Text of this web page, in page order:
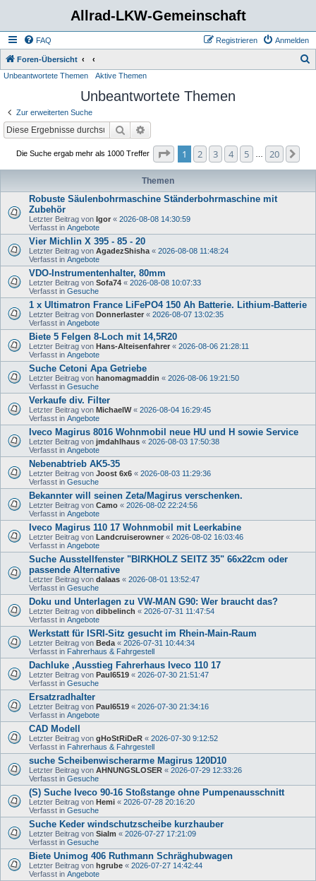
Allrad-LKW-Gemeinschaft
FAQ Anmelden
Registrieren
Foren-Übersicht
Unbeantwortete Themen Aktive Themen
Unbeantwortete Themen
Zur erweiterten Suche
Suche
Die Suche ergab mehr als 1000 Treffer Seite von
1 2 3 4 5 20
Themen
Robuste Säulenbohrmaschine Ständerbohrmaschine mit
Zubehör
Letzter Beitrag von Igor « 2026-08-08 14:30:59
Verfasst in Angebote
Vier Michlin X 395 - 85 - 20
Letzter Beitrag von AgadezShisha « 2026-08-08 11:48:24
Verfasst in Angebote
VDO-Instrumentenhalter, 80mm
Letzter Beitrag von Sofa74 « 2026-08-08 10:07:33
Verfasst in Gesuche
1 x Ultimatron France LiFePO4 150 Ah Batterie. Lithium-Batterie
Letzter Beitrag von Donnerlaster « 2026-08-07 13:02:35
Verfasst in Angebote
Biete 5 Felgen 8-Loch mit 14,5R20
Letzter Beitrag von Hans-Alteisenfahrer « 2026-08-06 21:28:11
Verfasst in Angebote
Suche Cetoni Apa Getriebe
Letzter Beitrag von hanomagmaddin « 2026-08-06 19:21:50
Verfasst in Gesuche
Verkaufe div. Filter
Letzter Beitrag von MichaelW« 2026-08-04 16:29:45
Verfasst in Angebote
Iveco Magirus 8016 Wohnmobil neue HU und H sowie Service
Letzter Beitrag von jmdahlhaus « 2026-08-03 17:50:38
Verfasst in Angebote
Nebenabtrieb AK5-35
Letzter Beitrag von Joost 6x6 « 2026-08-03 11:29:36
Verfasst in Gesuche
Bekannter will seinen Zeta/Magirus verschenken.
Letzter Beitrag von Camo « 2026-08-02 22:24:56
Verfasst in Angebote
Iveco Magirus 110 17 Wohnmobil mit Leerkabine
Letzter Beitrag von Landcruiserowner « 2026-08-02 16:03:46
Verfasst in Angebote
Suche Ausstellfenster "BIRKHOLZ SEITZ 35" 66x22cm oder
passende Alternative
Letzter Beitrag von dalaas « 2026-08-01 13:52:47
Verfasst in Gesuche
Doku und Unterlagen zu VW-MAN G90: Wer braucht das?
Letzter Beitrag von dibbelinch « 2026-07-31 11:47:54
Verfasst in Angebote
Werkstatt für ISRI-Sitz gesucht im Rhein-Main-Raum
Letzter Beitrag von Beda « 2026-07-31 10:44:34
Verfasst in Fahrerhaus & Fahrgestell
Dachluke ,Ausstieg Fahrerhaus Iveco 110 17
Letzter Beitrag von Paul6519 « 2026-07-30 21:51:47
Verfasst in Gesuche
Ersatzradhalter
Letzter Beitrag von Paul6519 « 2026-07-30 21:34:16
Verfasst in Angebote
CAD Modell
Letzter Beitrag von gHoStRiDeR « 2026-07-30 9:12:52
Verfasst in Fahrerhaus & Fahrgestell
suche Scheibenwischerarme Magirus 120D10
Letzter Beitrag von AHNUNGSLOSER « 2026-07-29 12:33:26
Verfasst in Gesuche
(S) Suche Iveco 90-16 Stoßstange ohne Pumpenausschnitt
Letzter Beitrag von Hemi « 2026-07-28 20:16:20
Verfasst in Gesuche
Suche Keder windschutzscheibe kurzhauber
Letzter Beitrag von Sialm « 2026-07-27 17:21:09
Verfasst in Gesuche
Biete Unimog 406 Ruthmann Schräghubwagen
Letzter Beitrag von hgrube « 2026-07-27 14:42:44
Verfasst in Angebote